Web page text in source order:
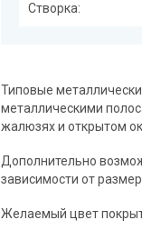
Створка:
Типовые
металлическими
жалюзях и открытом
Дополнительно
зависимости от
Желаемый цвет